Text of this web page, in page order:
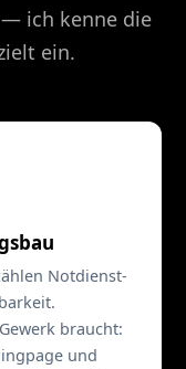
ich kenne die
ein.
Notdienst-
braucht:
und